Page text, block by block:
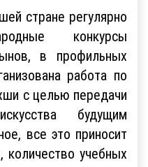
стране регулярно
конкурсы
в профильных
работа по
с целью передачи
будущим
все это приносит
количество учебных